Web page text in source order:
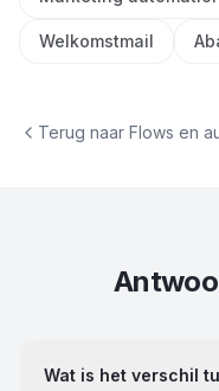
Welkomstmail
Terug naar Flows en
Wat is het verschil